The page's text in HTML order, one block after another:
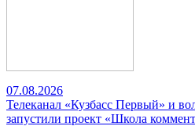
07.08.2026
Телеканал «Кузбасс Первый» и
запустили проект «Школа